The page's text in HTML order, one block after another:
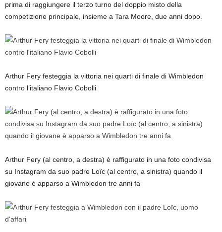
prima di raggiungere il terzo turno del doppio misto della
competizione principale, insieme a Tara Moore, due anni dopo.
Arthur Fery festeggia la vittoria nei quarti di finale di Wimbledon
contro l’italiano Flavio Cobolli
Arthur Fery (al centro, a destra) è raffigurato in una foto condivisa
su Instagram da suo padre Loïc (al centro, a sinistra) quando il
giovane è apparso a Wimbledon tre anni fa